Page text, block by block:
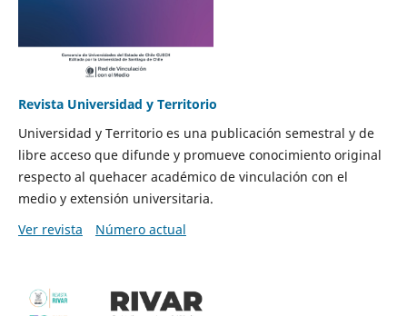
Revista Universidad y Territorio
Universidad y Territorio es una publicación semestral y de
libre acceso que difunde y promueve conocimiento original
respecto al quehacer académico de vinculación con el
medio y extensión universitaria.
Ver revista
Número actual